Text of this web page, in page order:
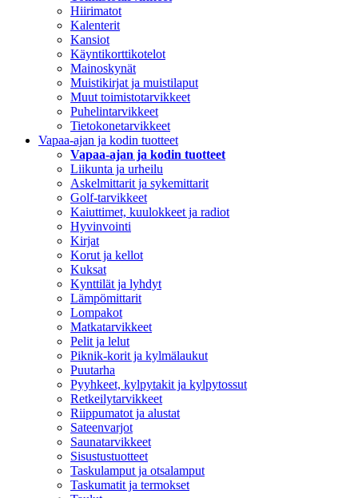
Hiirimatot
Kalenterit
Kansiot
Käyntikorttikotelot
Mainoskynät
Muistikirjat ja muistilaput
Muut toimistotarvikkeet
Puhelintarvikkeet
Tietokonetarvikkeet
Vapaa-ajan ja kodin tuotteet
Vapaa-ajan ja kodin tuotteet
Liikunta ja urheilu
Askelmittarit ja sykemittarit
Golf-tarvikkeet
Kaiuttimet, kuulokkeet ja radiot
Hyvinvointi
Kirjat
Korut ja kellot
Kuksat
Kynttilät ja lyhdyt
Lämpömittarit
Lompakot
Matkatarvikkeet
Pelit ja lelut
Piknik-korit ja kylmälaukut
Puutarha
Pyyhkeet, kylpytakit ja kylpytossut
Retkeilytarvikkeet
Riippumatot ja alustat
Sateenvarjot
Saunatarvikkeet
Sisustustuotteet
Taskulamput ja otsalamput
Taskumatit ja termokset